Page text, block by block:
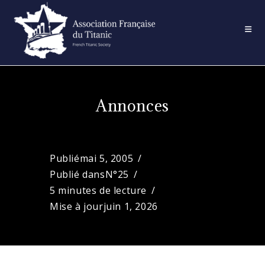
content
Annonces
Publiémai 5, 2005
Publié dansN°25
5 minutes de lecture
Mise à jourjuin 1, 2026